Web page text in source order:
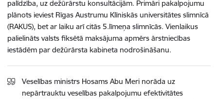
palīdzība, uz dežūrārstu konsultācijām. Primāri pakalpojumu
plānots ieviest Rīgas Austrumu Klīniskās universitātes slimnīcā
(RAKUS), bet ar laiku arī citās 5.līmeņa slimnīcās. Vienlaikus
palielināts valsts fiksētā maksājuma apmērs ārstniecības
iestādēm par dežūrārsta kabineta nodrošināšanu.
Veselības ministrs Hosams Abu Meri norāda uz
nepārtrauktu veselības pakalpojumu efektivitātes